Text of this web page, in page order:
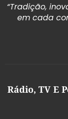
“Tradição,
em cada
Rádio, TV E